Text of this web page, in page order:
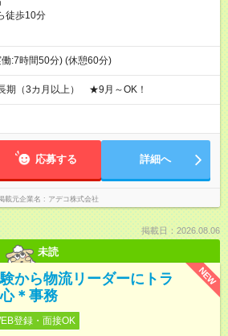
徒歩10分
:7時間50分) (休憩60分)
期（3カ月以上） ★9月～OK！
応募する 詳細へ
載元企業名 アデコ株式会社
掲載日：2026.08.06
未読
NEW
から物流リーダーにトラ
＊事務
登録・面接OK